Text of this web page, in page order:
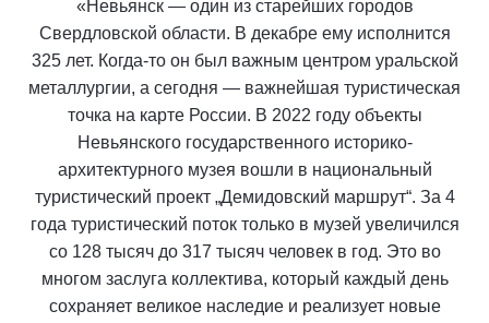
«Невьянск — один из старейших городов
Свердловской области. В декабре ему исполнится
325 лет. Когда-то он был важным центром уральской
металлургии, а сегодня — важнейшая туристическая
точка на карте России. В 2022 году объекты
Невьянского государственного историко-
архитектурного музея вошли в национальный
туристический проект „Демидовский маршрут“. За 4
года туристический поток только в музей увеличился
со 128 тысяч до 317 тысяч человек в год. Это во
многом заслуга коллектива, который каждый день
сохраняет великое наследие и реализует новые